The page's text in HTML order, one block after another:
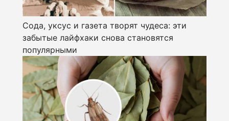
Сода, уксус и газета творят чудеса: эти
забытые лайфхаки снова становятся
популярными